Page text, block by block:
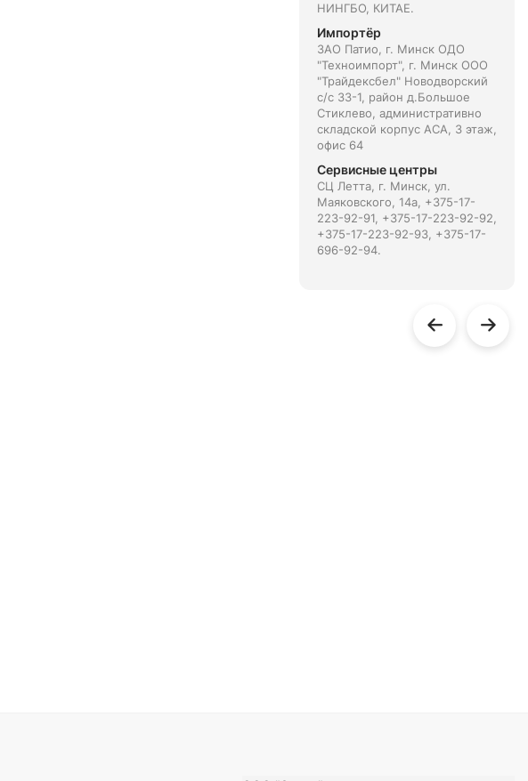
НИНГБО, КИТАЕ.
Импортёр
ЗАО Патио, г. Минск ОДО
"Техноимпорт", г. Минск ООО
"Трайдексбел" Новодворский
с/с 33-1, район д.Большое
Стиклево, административно
складской корпус АСА, 3 этаж,
офис 64
Сервисные центры
СЦ Летта, г. Минск, ул.
Маяковского, 14а, +375-17-
223-92-91, +375-17-223-92-92,
+375-17-223-92-93, +375-17-
696-92-94.